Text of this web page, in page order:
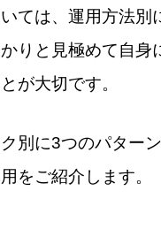
ては、運用方法別
りと見極めて自身
が大切です。
別に3つのパター
をご紹介します。